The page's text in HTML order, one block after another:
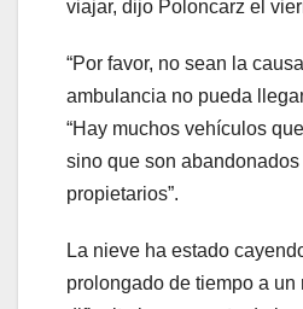
viajar, dijo Poloncarz el
“Por favor, no sean la
ambulancia no pueda
“Hay muchos vehículos
sino que son abandonados
propietarios”.
La nieve ha estado
prolongado de tiempo a un